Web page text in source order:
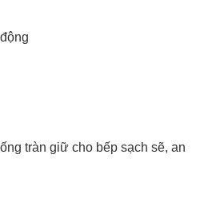
tràn giữ cho bếp sạch sẽ, an